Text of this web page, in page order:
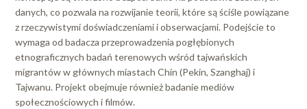
danych, co pozwala na rozwijanie teorii, które są ściśle powiązane
z rzeczywistymi doświadczeniami i obserwacjami. Podejście to
wymaga od badacza przeprowadzenia pogłębionych
etnograficznych badań terenowych wśród tajwańskich
migrantów w głównych miastach Chin (Pekin, Szanghaj) i
Tajwanu. Projekt obejmuje również badanie mediów
społecznościowych i filmów.